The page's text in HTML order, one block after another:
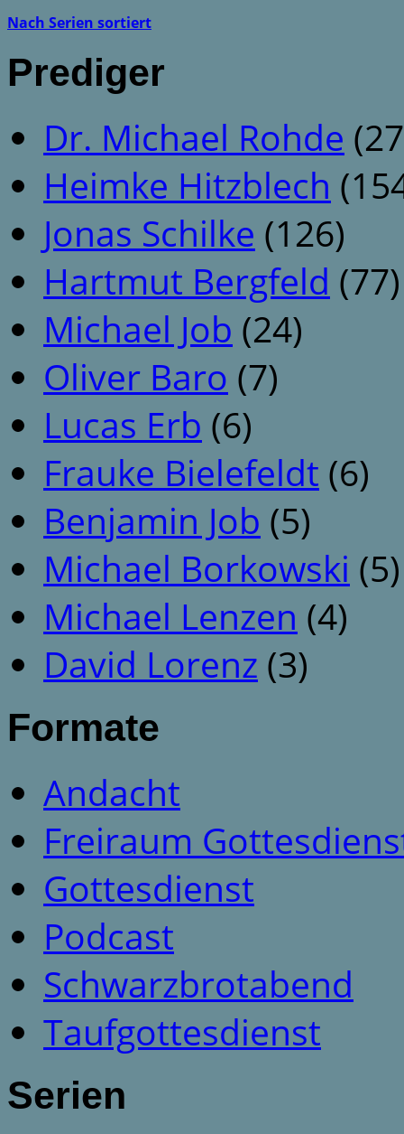
Nach Serien sortiert
Prediger
Dr. Michael Rohde
Heimke Hitzblech
Jonas Schilke (126)
Hartmut Bergfeld (77)
Michael Job (24)
Oliver Baro (7)
Lucas Erb (6)
Frauke Bielefeldt (6)
Benjamin Job (5)
Michael Borkowski (5)
Michael Lenzen (4)
David Lorenz (3)
Formate
Andacht
Freiraum
Gottesdienst
Podcast
Schwarzbrotabend
Taufgottesdienst
Serien